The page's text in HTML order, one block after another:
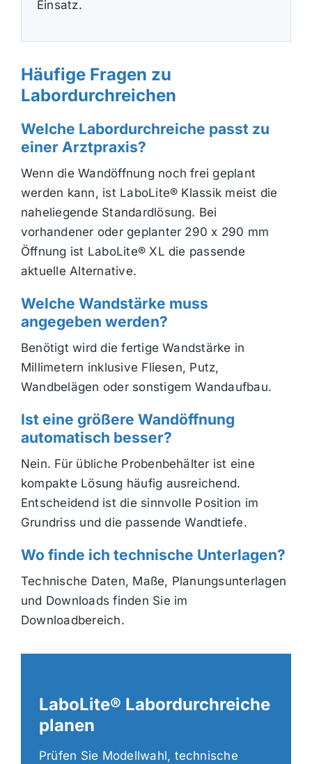
Einsatz.
Häufige Fragen zu
Labordurchreichen
Welche Labordurchreiche passt zu
einer Arztpraxis?
Wenn die Wandöffnung noch frei geplant
werden kann, ist LaboLite® Klassik meist die
naheliegende Standardlösung. Bei
vorhandener oder geplanter 290 x 290 mm
Öffnung ist LaboLite® XL die passende
aktuelle Alternative.
Welche Wandstärke muss
angegeben werden?
Benötigt wird die fertige Wandstärke in
Millimetern inklusive Fliesen, Putz,
Wandbelägen oder sonstigem Wandaufbau.
Ist eine größere Wandöffnung
automatisch besser?
Nein. Für übliche Probenbehälter ist eine
kompakte Lösung häufig ausreichend.
Entscheidend ist die sinnvolle Position im
Grundriss und die passende Wandtiefe.
Wo finde ich technische Unterlagen?
Technische Daten, Maße, Planungsunterlagen
und Downloads finden Sie im
Downloadbereich.
LaboLite® Labordurchreiche
planen
Prüfen Sie Modellwahl, technische